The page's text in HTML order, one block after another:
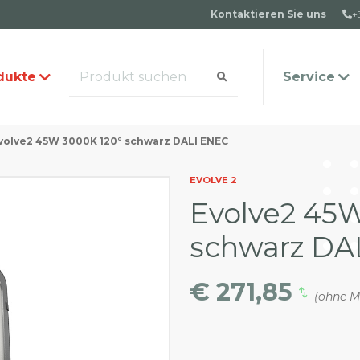
Kontaktieren Sie uns
Service
Häufige Fragen
Kontakt
45W 3000K 120° schwarz DALI ENEC
EVOLVE 2
Evolve2
schwarz
€ 271,85 (ohne